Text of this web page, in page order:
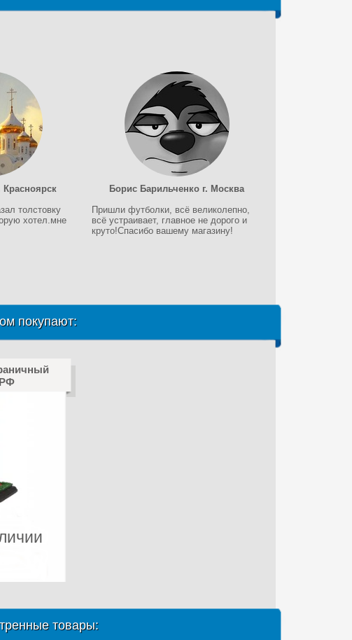
Красноярск
толстовку
хотел.мне
Борис Барильченко г. Москва
Пришли футболки, всё великолепно,
всё устраивает, главное не дорого и
круто!Спасибо вашему магазину!
покупают:
товары: